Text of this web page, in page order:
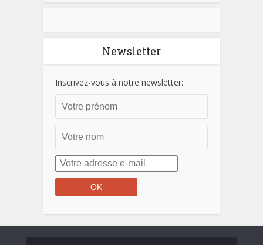
Newsletter
Inscrivez-vous à notre newsletter: